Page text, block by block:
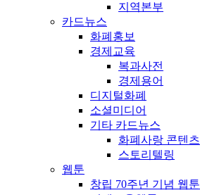
지역본부
카드뉴스
화폐홍보
경제교육
복과사전
경제용어
디지털화폐
소셜미디어
기타 카드뉴스
화폐사랑 콘텐츠
스토리텔링
웹툰
창립 70주년 기념 웹툰